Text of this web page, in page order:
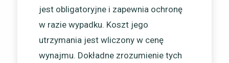
jest obligatoryjne i zapewnia ochronę
w razie wypadku. Koszt jego
utrzymania jest wliczony w cenę
wynajmu. Dokładne zrozumienie tych